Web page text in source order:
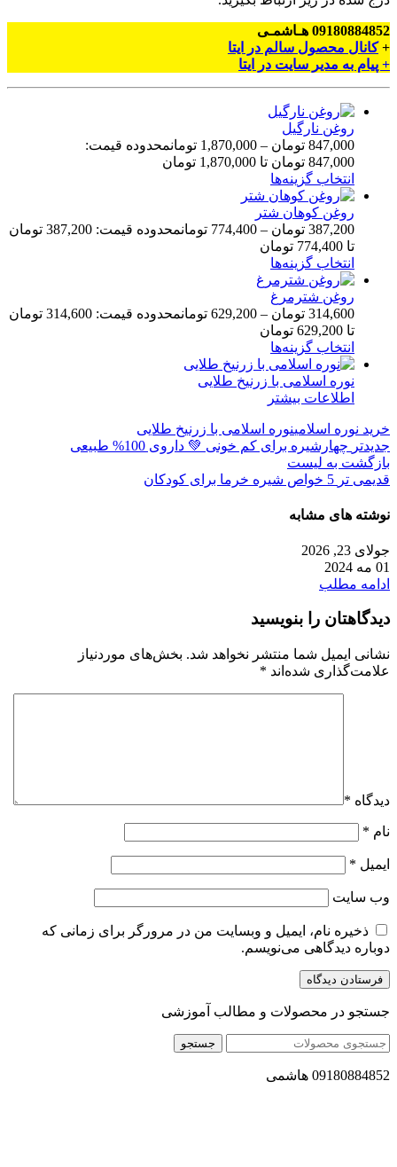
09180884852 هـاشمـی
+کانال محصول سالم در ایتا
+ پیام به مدیر سایت در ایتا
روغن نارگیل
847,000 تومان –
1,870,000 تومانمحدوده قیمت:
847,000 تومان تا 1,870,000 تومان
انتخاب گزینه‌ها
روغن کوهان شتر
387,200 تومان –
774,400 تومان
محدوده قیمت: 387,200 تومان
تا 774,400 تومان
انتخاب گزینه‌ها
روغن شترمرغ
314,600 تومان –
629,200 تومان
محدوده قیمت: 314,600 تومان
تا 629,200 تومان
انتخاب گزینه‌ها
نوره اسلامی با زرنیخ طلایی
اطلاعات بیشتر
خرید نوره اسلامینوره اسلامی با زرنیخ طلایی
جدیدتر چهارشیره برای کم خونی 💚 داروی 100% طبیعی
بازگشت به لیست
قدیمی تر 5 خواص شیره خرما برای کودکان
نوشته های مشابه
جولای 23, 2026
01 مه 2024
ادامه مطلب
دیدگاهتان را بنویسید
نشانی ایمیل شما منتشر نخواهد شد. بخش‌های موردنیاز
علامت‌گذاری شده‌اند *
دیدگاه *
نام *
ایمیل *
وب‌ سایت
ذخیره نام، ایمیل و وبسایت من در مرورگر برای زمانی که
دوباره دیدگاهی می‌نویسم.
جستجو در محصولات و مطالب آموزشی
جستجو
09180884852 هاشمی